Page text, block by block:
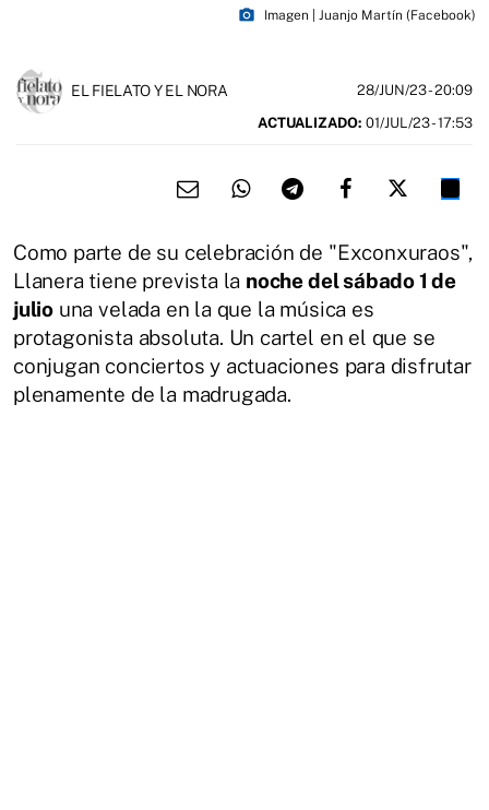
photo_camera Imagen | Juanjo Martín (Facebook)
EL FIELATO Y EL NORA 28/JUN/23- 20:09
ACTUALIZADO: 01/JUL/23 - 17:53
Como parte de su celebración de "Exconxuraos",
Llanera tiene prevista la noche del sábado 1 de
julio una velada en la que la música es
protagonista absoluta. Un cartel en el que se
conjugan conciertos y actuaciones para disfrutar
plenamente de la madrugada.